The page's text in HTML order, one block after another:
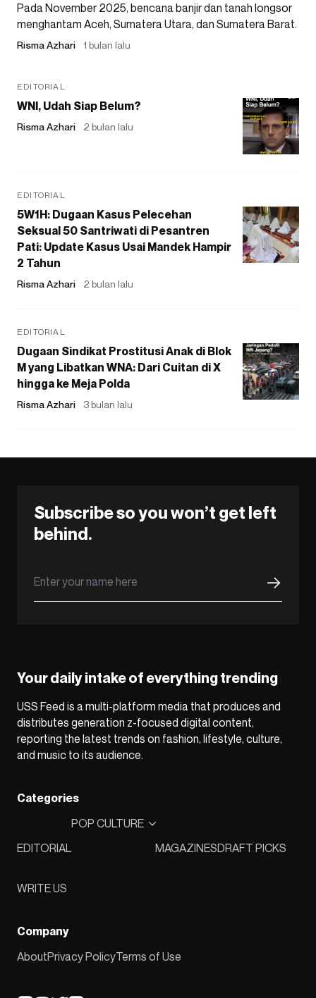
Pada November 2025, bencana banjir dan tanah longsor
menghantam Aceh, Sumatera Utara, dan Sumatera Barat.
Risma Azhari 1 bulan lalu
EDITORIAL
WNI, Udah Siap Belum?
Risma Azhari 2 bulan lalu
EDITORIAL
5W1H: Dugaan Kasus Pelecehan
Seksual 50 Santriwati di Pesantren
Pati: Update Kasus Usai Mandek Hampir
2 Tahun
Risma Azhari 2 bulan lalu
EDITORIAL
Dugaan Sindikat Prostitusi Anak di Blok
M yang Libatkan WNA: Dari Cuitan di X
hingga ke Meja Polda
Risma Azhari 3 bulan lalu
Subscribe so you won’t get left
behind.
Your daily intake of everything trending
USS Feed is a multi-platform media that produces and
distributes generation z-focused digital content,
reporting the latest trends on fashion, lifestyle, culture,
and music to its audience.
Categories
EDITORIAL
POP CULTURE
MAGAZINESDRAFT PICKS
WRITE US
Company
AboutPrivacy PolicyTerms of Use